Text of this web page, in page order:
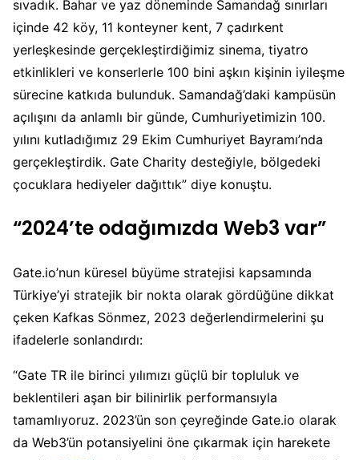
sıvadık. Bahar ve yaz döneminde Samandağ sınırları
içinde 42 köy, 11 konteyner kent, 7 çadırkent
yerleşkesinde gerçekleştirdiğimiz sinema, tiyatro
etkinlikleri ve konserlerle 100 bini aşkın kişinin iyileşme
sürecine katkıda bulunduk. Samandağ’daki kampüsün
açılışını da anlamlı bir günde, Cumhuriyetimizin 100.
yılını kutladığımız 29 Ekim Cumhuriyet Bayramı’nda
gerçekleştirdik. Gate Charity desteğiyle, bölgedeki
çocuklara hediyeler dağıttık” diye konuştu.
“2024’te odağımızda Web3 var”
Gate.io’nun küresel büyüme stratejisi kapsamında
Türkiye’yi stratejik bir nokta olarak gördüğüne dikkat
çeken Kafkas Sönmez, 2023 değerlendirmelerini şu
ifadelerle sonlandırdı:
“Gate TR ile birinci yılımızı güçlü bir topluluk ve
beklentileri aşan bir bilinirlik performansıyla
tamamlıyoruz. 2023’ün son çeyreğinde Gate.io olarak
da Web3’ün potansiyelini öne çıkarmak için harekete